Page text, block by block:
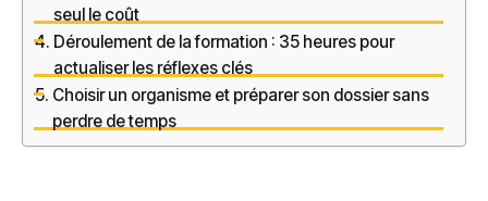
seul le coût
Déroulement de la formation : 35 heures pour
actualiser les réflexes clés
Choisir un organisme et préparer son dossier sans
perdre de temps